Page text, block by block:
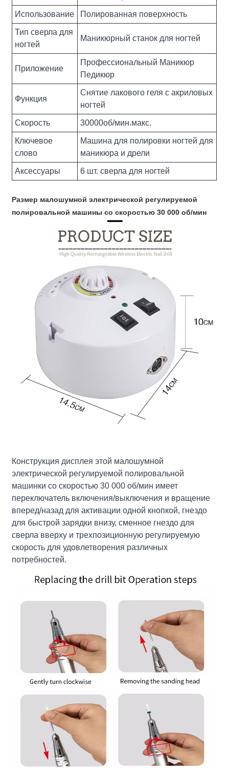
Использование Полированная поверхность
Тип сверла для
ногтей
Маникюрный станок для ногтей
Приложение
Профессиональный Маникюр
Педикюр
Функция
Снятие лакового геля с акриловых
ногтей
Скорость 30000об/мин.макс.
Ключевое
слово
Машина для полировки ногтей для
маникюра и дрели
Аксессуары 6 шт. сверла для ногтей
Размер малошумной электрической регулируемой
полировальной машины со скоростью 30 000 об/мин
Конструкция дисплея этой малошумной
электрической регулируемой полировальной
машинки со скоростью 30 000 об/мин имеет
переключатель включения/выключения и вращение
вперед/назад для активации одной кнопкой, гнездо
для быстрой зарядки внизу, сменное гнездо для
сверла вверху и трехпозиционную регулируемую
скорость для удовлетворения различных
потребностей.